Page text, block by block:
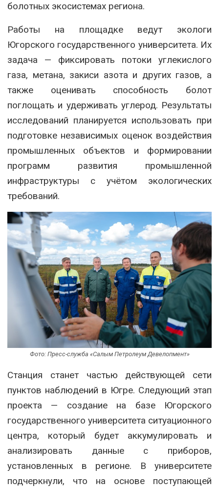
болотных экосистемах региона.
Работы на площадке ведут экологи
Югорского государственного университета. Их
задача — фиксировать потоки углекислого
газа, метана, закиси азота и других газов, а
также оценивать способность болот
поглощать и удерживать углерод. Результаты
исследований планируется использовать при
подготовке независимых оценок воздействия
промышленных объектов и формировании
программ развития промышленной
инфраструктуры с учётом экологических
требований.
Фото: Пресс-служба «Салым Петролеум Девелопмент»
Станция станет частью действующей сети
пунктов наблюдений в Югре. Следующий этап
проекта — создание на базе Югорского
государственного университета ситуационного
центра, который будет аккумулировать и
анализировать данные с приборов,
установленных в регионе. В университете
подчеркнули, что на основе поступающей